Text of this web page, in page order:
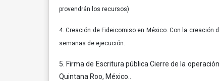
provendrán los recursos)
4. Creación de Fideicomiso en México. Con la creación
semanas de ejecución.
5. Firma de Escritura pública Cierre de la
Quintana Roo, México..